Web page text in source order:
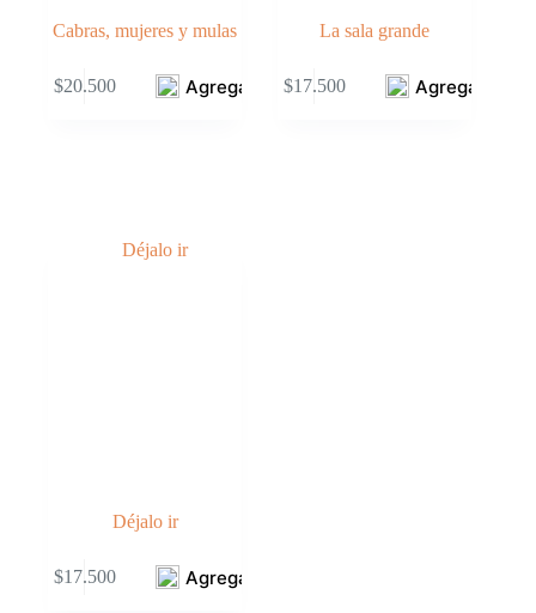
Cabras, mujeres y mulas
$20.500 Agregar
La sala grande
$17.500 Agregar
Déjalo ir
$17.500 Agregar